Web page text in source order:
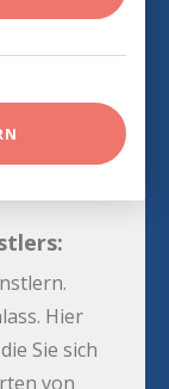
Hier
Sie sich
von